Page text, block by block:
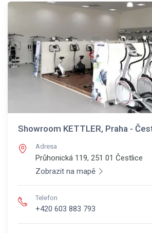
Showroom KETTLER, Praha -
Adresa
Průhonická 119, 251 01 Čestlice
Zobrazit na mapě
Telefon
+420 603 883 793